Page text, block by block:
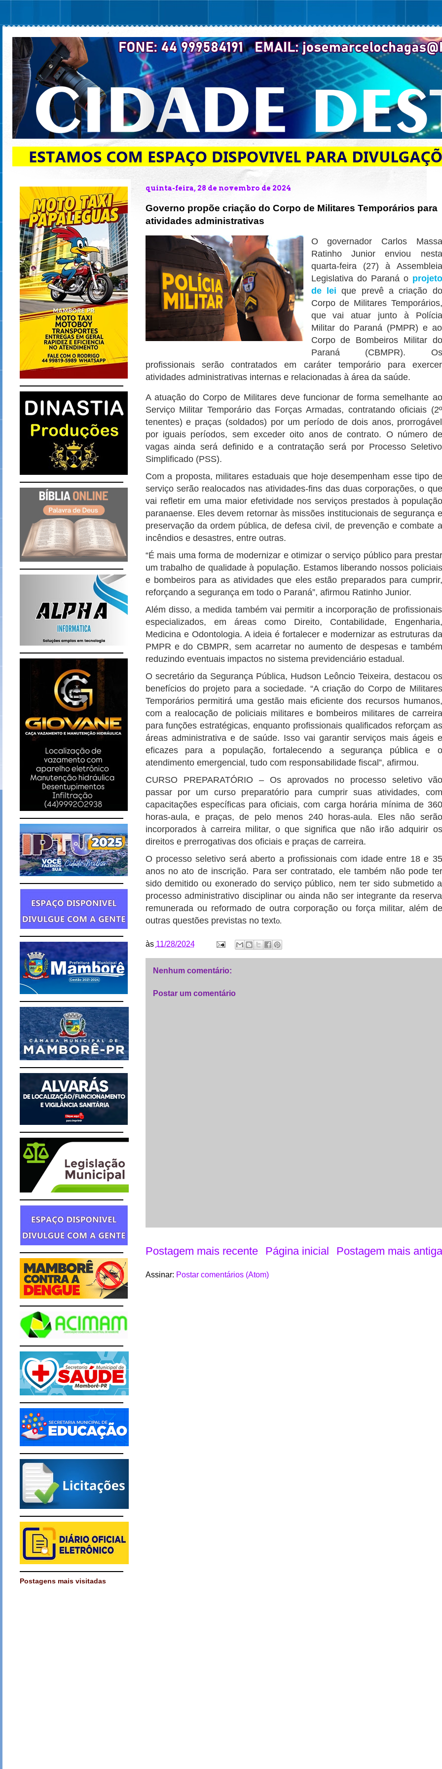
quinta-feira, 28 de novembro de 2024
Governo propõe criação do Corpo de Militares Temporários para
atividades administrativas
O governador Carlos Massa
Ratinho Junior enviou nesta
quarta-feira (27) à Assembleia
Legislativa do Paraná o projeto
de lei que prevê a criação do
Corpo de Militares Temporários,
que vai atuar junto à Polícia
Militar do Paraná (PMPR) e ao
Corpo de Bombeiros Militar do
Paraná (CBMPR). Os
profissionais serão contratados em caráter temporário para exercer
atividades administrativas internas e relacionadas à área da saúde.
A atuação do Corpo de Militares deve funcionar de forma semelhante ao
Serviço Militar Temporário das Forças Armadas, contratando oficiais (2º
tenentes) e praças (soldados) por um período de dois anos, prorrogável
por iguais períodos, sem exceder oito anos de contrato. O número de
vagas ainda será definido e a contratação será por Processo Seletivo
Simplificado (PSS).
Com a proposta, militares estaduais que hoje desempenham esse tipo de
serviço serão realocados nas atividades-fins das duas corporações, o que
vai refletir em uma maior efetividade nos serviços prestados à população
paranaense. Eles devem retornar às missões institucionais de segurança e
preservação da ordem pública, de defesa civil, de prevenção e combate a
incêndios e desastres, entre outras.
“É mais uma forma de modernizar e otimizar o serviço público para prestar
um trabalho de qualidade à população. Estamos liberando nossos policiais
e bombeiros para as atividades que eles estão preparados para cumprir,
reforçando a segurança em todo o Paraná”, afirmou Ratinho Junior.
Além disso, a medida também vai permitir a incorporação de profissionais
especializados, em áreas como Direito, Contabilidade, Engenharia,
Medicina e Odontologia. A ideia é fortalecer e modernizar as estruturas da
PMPR e do CBMPR, sem acarretar no aumento de despesas e também
reduzindo eventuais impactos no sistema previdenciário estadual.
O secretário da Segurança Pública, Hudson Leôncio Teixeira, destacou os
benefícios do projeto para a sociedade. “A criação do Corpo de Militares
Temporários permitirá uma gestão mais eficiente dos recursos humanos,
com a realocação de policiais militares e bombeiros militares de carreira
para funções estratégicas, enquanto profissionais qualificados reforçam as
áreas administrativa e de saúde. Isso vai garantir serviços mais ágeis e
eficazes para a população, fortalecendo a segurança pública e o
atendimento emergencial, tudo com responsabilidade fiscal”, afirmou.
CURSO PREPARATÓRIO –
Os aprovados no processo seletivo vão
passar por um curso preparatório para cumprir suas atividades, com
capacitações específicas para oficiais, com carga horária mínima de 360
horas-aula, e praças, de pelo menos 240 horas-aula. Eles não serão
incorporados à carreira militar, o que significa que não irão adquirir os
direitos e prerrogativas dos oficiais e praças de carreira.
O processo seletivo será aberto a profissionais com idade entre 18 e 35
anos no ato de inscrição. Para ser contratado, ele também não pode ter
sido demitido ou exonerado do serviço público, nem ter sido submetido a
processo administrativo disciplinar ou ainda não ser integrante da reserva
remunerada ou reformado de outra corporação ou força militar, além de
outras questões previstas no texto.
às 11/28/2024
Nenhum comentário:
Postar um comentário
Postagem mais recente Postagem mais antiga
Página inicial
Assinar: Postar comentários (Atom)
Postagens mais visitadas